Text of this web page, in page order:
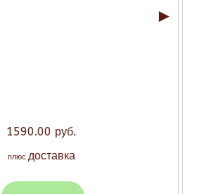
►
1590.00 руб.
плюс доставка